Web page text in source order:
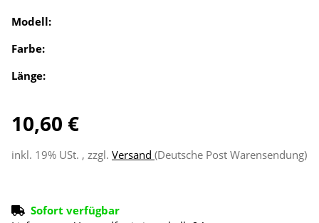
Modell:
Farbe:
Länge:
10,60 €
inkl. 19% USt. , zzgl. Versand (Deutsche Post Warensendung)
Sofort verfügbar